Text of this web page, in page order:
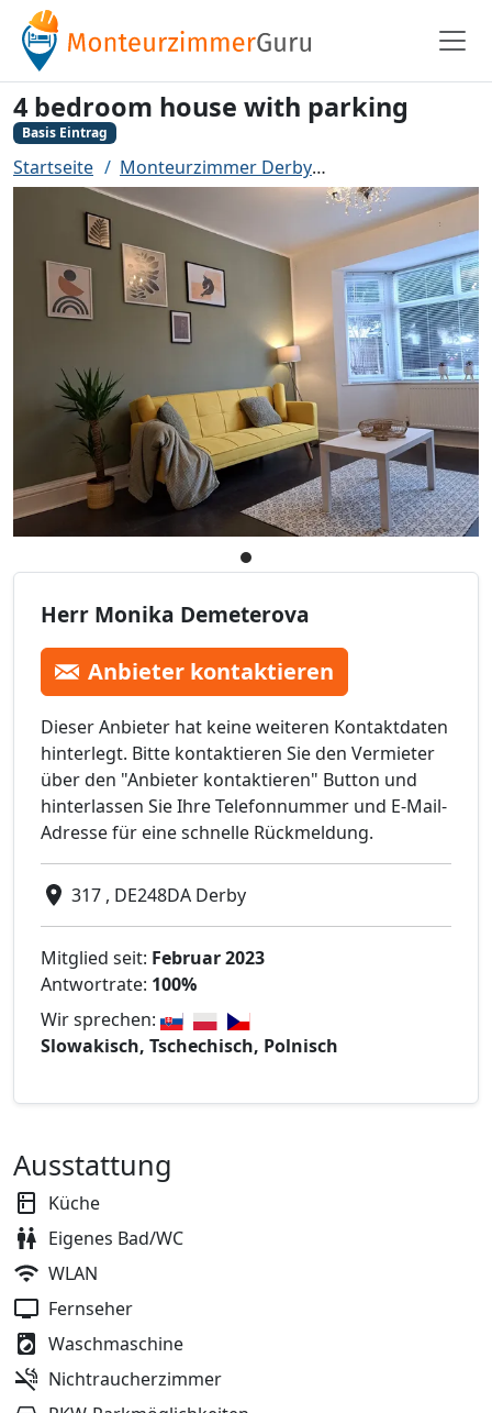
4 bedroom house with parking
Basis Eintrag
Startseite Monteurzimmer Derby
Herr Monika Demeterova
Anbieter kontaktieren
Dieser Anbieter hat keine weiteren Kontaktdaten
hinterlegt. Bitte kontaktieren Sie den Vermieter
über den "Anbieter kontaktieren" Button und
hinterlassen Sie Ihre Telefonnummer und E-Mail-
Adresse für eine schnelle Rückmeldung.
317 , DE248DA Derby
Mitglied seit: Februar 2023
Antwortrate: 100%
Wir sprechen:
Slowakisch, Tschechisch, Polnisch
Ausstattung
Küche
Eigenes Bad/WC
WLAN
Fernseher
Waschmaschine
Nichtraucherzimmer